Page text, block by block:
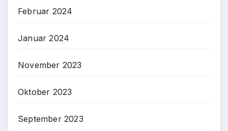
Februar 2024
Januar 2024
November 2023
Oktober 2023
September 2023